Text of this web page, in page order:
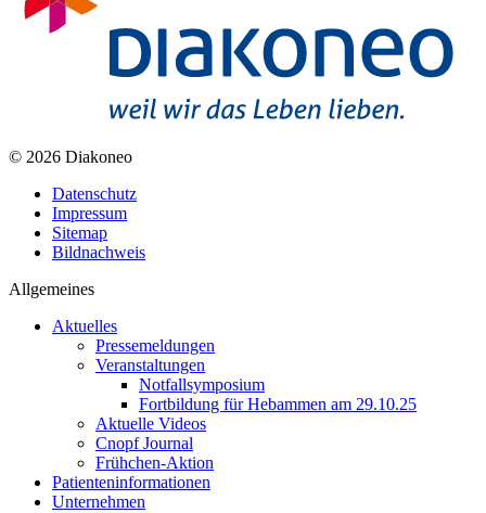
© 2026 Diakoneo
Datenschutz
Impressum
Sitemap
Bildnachweis
Allgemeines
Aktuelles
Pressemeldungen
Veranstaltungen
Notfallsymposium
Fortbildung für Hebammen am 29.10.25
Aktuelle Videos
Cnopf Journal
Frühchen-Aktion
Patienteninformationen
Unternehmen